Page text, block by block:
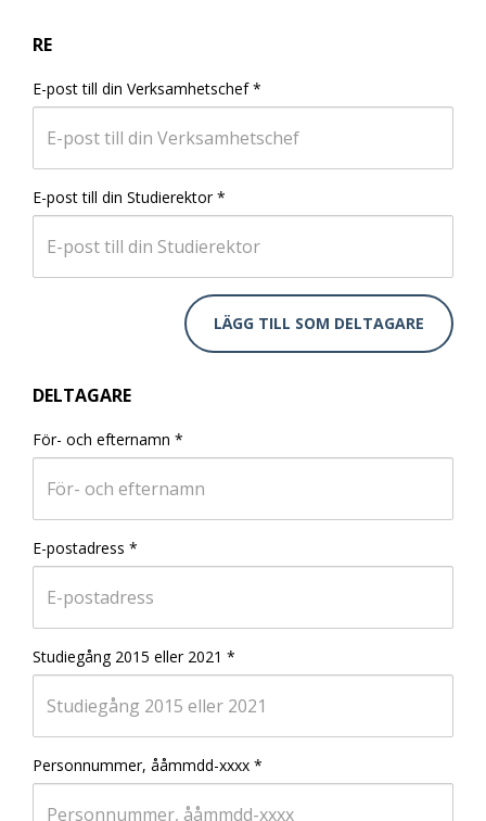
RE
E-post till din Verksamhetschef*
E-post till din Studierektor*
LÄGG TILL SOM DELTAGARE
DELTAGARE
För- och efternamn *
E-postadress *
Studiegång 2015 eller 2021 *
Personnummer, ååmmdd-xxxx *